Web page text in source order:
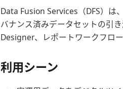
Data Fusion Services（DFS）は
バナンス済みデータセットの引
Designer、レポートワークフロー
利用シーン